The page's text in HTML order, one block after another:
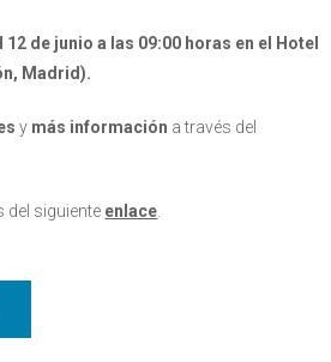
de junio a las 09:00 horas en el Hotel
Madrid).
y más información a través del
del siguiente enlace